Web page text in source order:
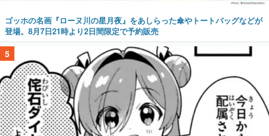
ゴッホの名画『ローヌ川の星月夜』をあしらった傘やトートバッグなどが
登場。8月7日21時より2日間限定で予約販売
5